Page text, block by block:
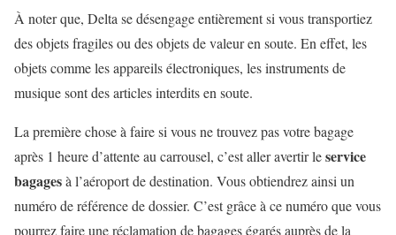
À noter que, Delta se désengage entièrement si vous transportiez
des objets fragiles ou des objets de valeur en soute. En effet, les
objets comme les appareils électroniques, les instruments de
musique sont des articles interdits en soute.
La première chose à faire si vous ne trouvez pas votre bagage
après 1 heure d’attente au carrousel, c’est aller avertir leservice
bagagesà l’aéroport de destination. Vous obtiendrez ainsi un
numéro de référence de dossier. C’est grâce à ce numéro que vous
pourrez faire uneréclamation de bagages égarésauprès de la